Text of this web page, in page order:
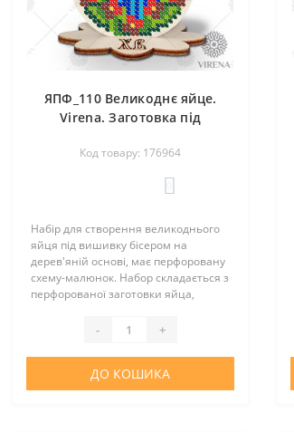
ЯПФ_110 Великоднє яйце.
Virena. Заготовка під
Код товару: 176964
Набір для створення великоднього
яйця під вишивку бісером на
дерев'яній основі, має перфоровану
схему-малюнок. Набор складається з
перфорованої заготовки яйца,
необхідної кількості, інструкції та
- +
ДО КОШИКА